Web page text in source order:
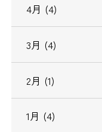
4月 (4)
3月 (4)
2月 (1)
1月 (4)